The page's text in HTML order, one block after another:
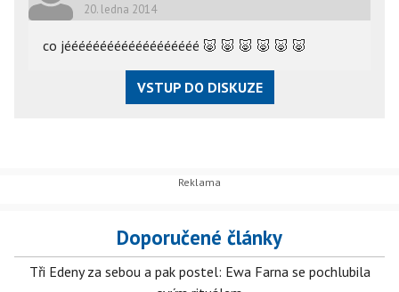
20. ledna 2014
co jééééééééééééééééééé 🐷 🐷 🐷 🐷 🐷 🐷
VSTUP DO DISKUZE
Doporučené články
Tři Edeny za sebou a pak postel: Ewa Farna se pochlubila